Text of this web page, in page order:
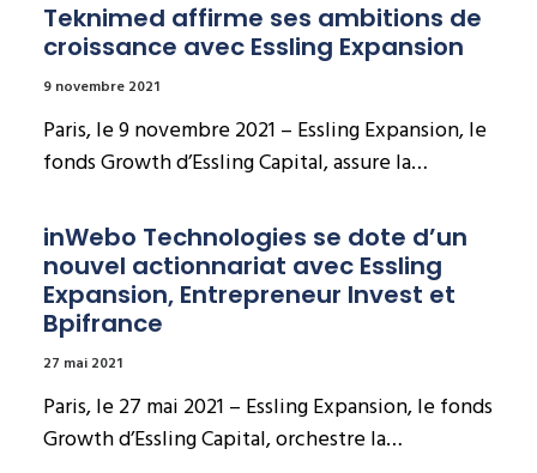
Teknimed affirme ses ambitions de
croissance avec Essling Expansion
9 novembre 2021
Paris, le 9 novembre 2021 – Essling Expansion, le
fonds Growth d’Essling Capital, assure la…
inWebo Technologies se dote d’un
nouvel actionnariat avec Essling
Expansion, Entrepreneur Invest et
Bpifrance
27 mai 2021
Paris, le 27 mai 2021 – Essling Expansion, le fonds
Growth d’Essling Capital, orchestre la…